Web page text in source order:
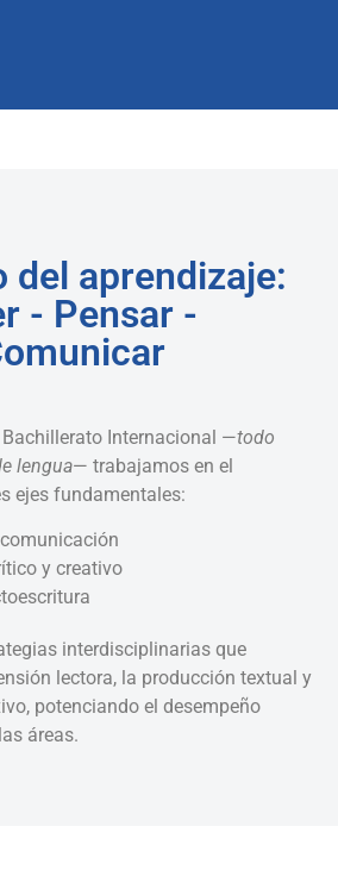
del aprendizaje:
- Pensar -
Internacional —todo
lengua— trabajamos en el
ejes fundamentales:
y creativo
interdisciplinarias que
lectora, la producción textual y
potenciando el desempeño
áreas.